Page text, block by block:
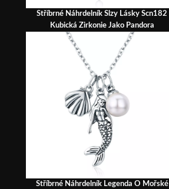
Stříbrné Náhrdelník Slzy Lásky Scn182
Kubická Zirkonie Jako Pandora
Stříbrné Náhrdelník Legenda O Mořské